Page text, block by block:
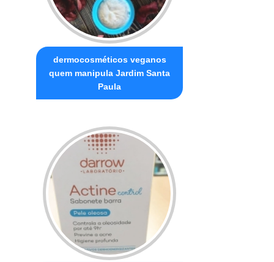
dermocosméticos veganos
quem manipula Jardim Santa
Paula